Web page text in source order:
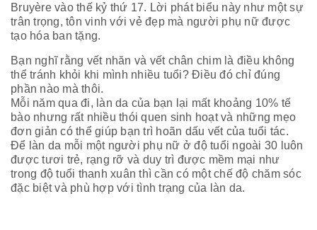
Bruyère vào thế kỷ thứ 17. Lời phát biểu này như một sự
trân trọng, tôn vinh với vẻ đẹp mà người phụ nữ được
tạo hóa ban tặng.
Bạn nghĩ rằng vết nhăn và vết chân chim là điều không
thể tránh khỏi khi mình nhiều tuổi? Điều đó chỉ đúng
phần nào mà thôi.
Mỗi năm qua đi, làn da của bạn lại mất khoảng 10% tế
bào nhưng rất nhiều thói quen sinh hoạt và những mẹo
đơn giản có thể giúp bạn trì hoãn dấu vết của tuổi tác.
Để làn da mỗi một người phụ nữ ở độ tuổi ngoài 30 luôn
được tươi trẻ, rạng rỡ và duy trì được mềm mại như
trong độ tuổi thanh xuân thì cần có một chế độ chăm sóc
đặc biệt và phù hợp với tình trạng của làn da.